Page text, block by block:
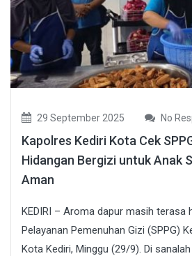
29 September 2025 No
Kapolres Kediri Kota Cek
Hidangan Bergizi untuk Anak
Aman
KEDIRI – Aroma dapur masih terasa
Pelayanan Pemenuhan Gizi (SPPG)
Kota Kediri, Minggu (29/9). Di